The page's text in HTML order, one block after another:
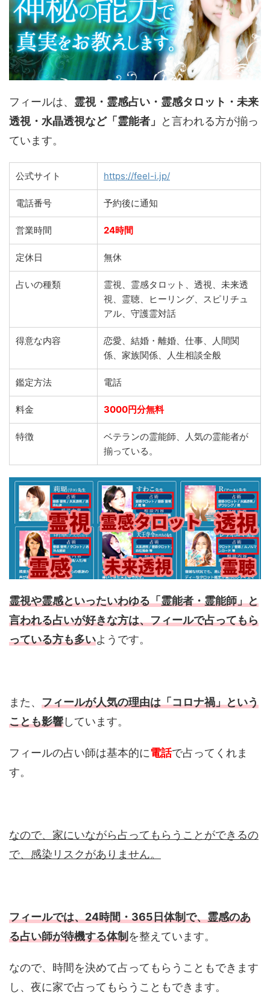
フィールは、 霊視・霊感占い・霊感タロット・未来
透視・水晶透視など「霊能者」
と言われる方が揃っ
ています。
公式サイト https://feel-i.jp/
電話番号 予約後に通知
営業時間 24時間
定休日 無休
占いの種類
霊視、霊感タロット、透視、未来透
視、霊聴、ヒーリング、スピリチュ
アル、守護霊対話
得意な内容
恋愛、結婚・離婚、仕事、人間関
係、家族関係、人生相談全般
鑑定方法 電話
料金 3000円分無料
特徴
ベテランの霊能師、人気の霊能者が
揃っている。
霊視や霊感といったいわゆる「霊能者・霊能師」と
言われる占いが好きな方は、フィールで占ってもら
っている方も多いようです。
また、 フィールが人気の理由は「コロナ禍」という
ことも影響しています。
フィールの占い師は基本的に電話で占ってくれま
す。
なので、家にいながら占ってもらうことができるの
で、感染リスクがありません。
フィールでは、24時間・365日体制で、霊感のあ
る占い師が待機する体制を整えています。
なので、時間を決めて占ってもらうこともできます
し、夜に家で占ってもらうこともできます。